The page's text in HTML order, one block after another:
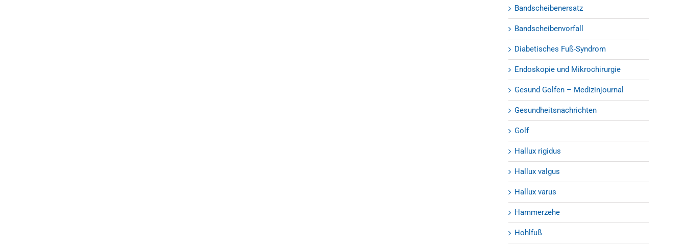
Bandscheibenersatz
Bandscheibenvorfall
Diabetisches Fuß-Syndrom
Endoskopie und Mikrochirurgie
Gesund Golfen – Medizinjournal
Gesundheitsnachrichten
Golf
Hallux rigidus
Hallux valgus
Hallux varus
Hammerzehe
Hohlfuß